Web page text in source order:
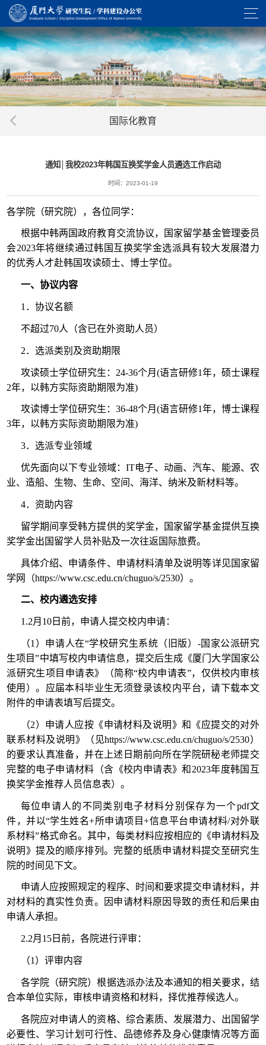
国际化教育
通知│我校2023年韩国互换奖学金人员遴选工作启动
时间：2023-01-19
各学院（研究院），各位同学：
根据中韩两国政府教育交流协议，国家留学基金管理委员
会2023年将继续通过韩国互换奖学金选派具有较大发展潜力
的优秀人才赴韩国攻读硕士、博士学位。
一、协议内容
1．协议名额
不超过70人（含已在外资助人员）
2．选派类别及资助期限
攻读硕士学位研究生：24-36个月(语言研修1年，硕士课程
2年，以韩方实际资助期限为准)
攻读博士学位研究生：36-48个月(语言研修1年，博士课程
3年，以韩方实际资助期限为准)
3．选派专业领域
优先面向以下专业领域：IT电子、动画、汽车、能源、农
业、造船、生物、生命、空间、海洋、纳米及新材料等。
4．资助内容
留学期间享受韩方提供的奖学金，国家留学基金提供互换
奖学金出国留学人员补贴及一次往返国际旅费。
具体介绍、申请条件、申请材料清单及说明等详见国家留
学网（https://www.csc.edu.cn/chuguo/s/2530）。
二、校内遴选安排
1.2月10日前，申请人提交校内申请：
（1）申请人在“学校研究生系统（旧版）-国家公派研究
生项目”中填写校内申请信息，提交后生成《厦门大学国家公
派研究生项目申请表》（简称“校内申请表”，仅供校内审核
使用）。应届本科毕业生无须登录该校内平台，请下载本文
附件的申请表填写后提交。
（2）申请人应按《申请材料及说明》和《应提交的对外
联系材料及说明》（见https://www.csc.edu.cn/chuguo/s/2530）
的要求认真准备，并在上述日期前向所在学院研秘老师提交
完整的电子申请材料（含《校内申请表》和2023年度韩国互
换奖学金推荐人员信息表）。
每位申请人的不同类别电子材料分别保存为一个pdf文
件，并以“学生姓名+所申请项目+信息平台申请材料/对外联
系材料”格式命名。其中，每类材料应按相应的《申请材料及
说明》提及的顺序排列。完整的纸质申请材料提交至研究生
院的时间见下文。
申请人应按照规定的程序、时间和要求提交申请材料，并
对材料的真实性负责。因申请材料原因导致的责任和后果由
申请人承担。
2.2月15日前，各院进行评审：
（1）评审内容
各学院（研究院）根据选派办法及本通知的相关要求，结
合本单位实际，审核申请资格和材料，择优推荐候选人。
各院应对申请人的资格、综合素质、发展潜力、出国留学
必要性、学习计划可行性、品德修养及身心健康情况等方面